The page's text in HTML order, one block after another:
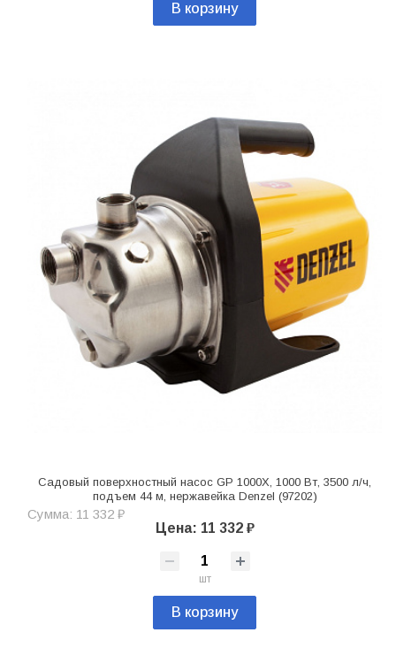
В корзину
Садовый поверхностный насос GP 1000Х, 1000 Вт, 3500 л/ч,
подъем 44 м, нержавейка Denzel (97202)
Сумма: 11 332 ₽
Цена: 11 332 ₽
шт
В корзину